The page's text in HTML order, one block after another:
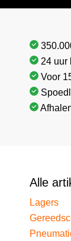
24 uur
Voor
Alle
Lagers